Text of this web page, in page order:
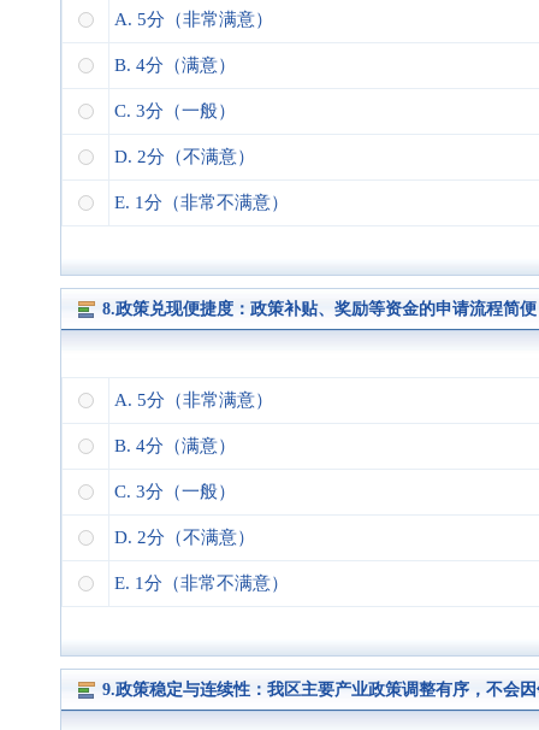
A. 5分（非常满意）
B. 4分（满意）
C. 3分（一般）
D. 2分（不满意）
E. 1分（非常不满意）
8.政策兑现便捷度：政策补贴、奖励等资金的申请流程简
A. 5分（非常满意）
B. 4分（满意）
C. 3分（一般）
D. 2分（不满意）
E. 1分（非常不满意）
9.政策稳定与连续性：我区主要产业政策调整有序，不会